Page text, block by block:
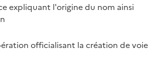
expliquant l'origine du nom ainsi
officialisant la création de voie